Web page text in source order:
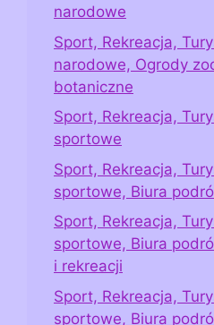
narodowe
Sport, Rekreacja,
narodowe, Ogrody
botaniczne
Sport, Rekreacja,
sportowe
Sport, Rekreacja,
sportowe, Biura
Sport, Rekreacja,
sportowe, Biura
i rekreacji
Sport, Rekreacja,
sportowe, Biura